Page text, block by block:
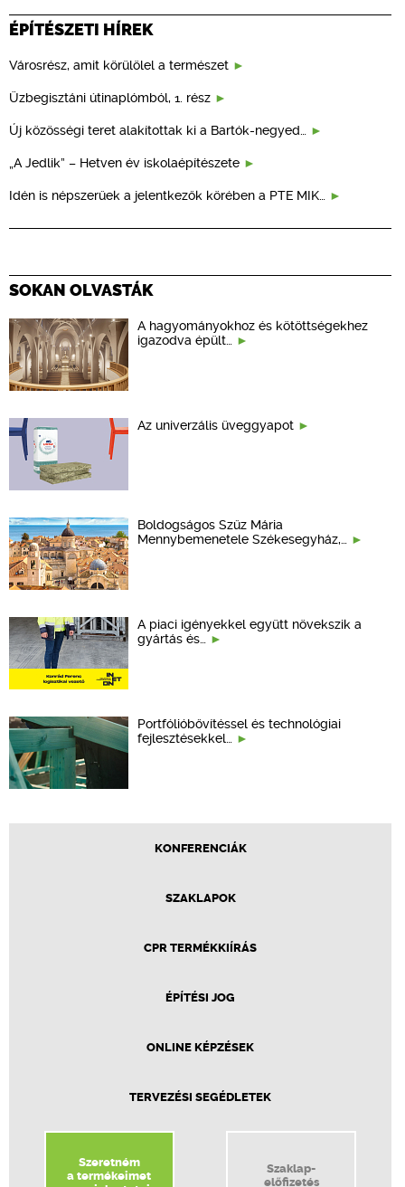
ÉPÍTÉSZETI HÍREK
Városrész, amit körülölel a természet
Üzbegisztáni útinaplómból, 1. rész
Új közösségi teret alakítottak ki a Bartók-negyed…
„A Jedlik” – Hetven év iskolaépítészete
Idén is népszerűek a jelentkezők körében a PTE MIK…
SOKAN OLVASTÁK
A hagyományokhoz és kötöttségekhez
igazodva épült…
Az univerzális üveggyapot
Boldogságos Szűz Mária
Mennybemenetele Székesegyház,…
A piaci igényekkel együtt növekszik a
gyártás és…
Portfólióbővítéssel és technológiai
fejlesztésekkel…
KONFERENCIÁK
SZAKLAPOK
CPR TERMÉKKIÍRÁS
ÉPÍTÉSI JOG
ONLINE KÉPZÉSEK
TERVEZÉSI SEGÉDLETEK
Szeretném
a termékeimet
Szaklap-
előfizetés